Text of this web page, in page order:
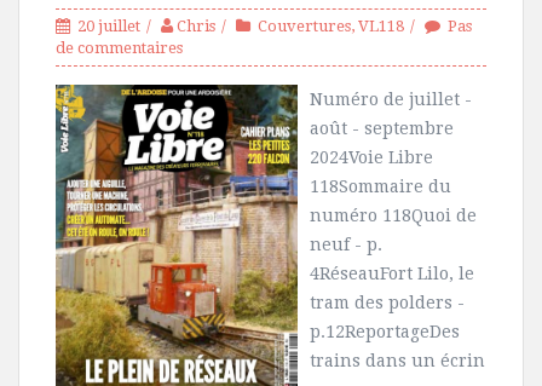
20 juillet Chris Couvertures, VL118
Pas
de commentaires
Numéro de juillet -
août - septembre
2024Voie Libre
118Sommaire du
numéro 118Quoi de
neuf - p.
4RéseauFort Lilo, le
tram des polders -
p.12ReportageDes
trains dans un écrin